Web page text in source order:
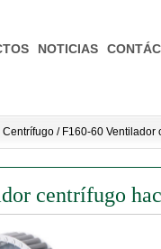
NOTICIAS
Centrífugo/ F160-60 Ventilador
centrífugo